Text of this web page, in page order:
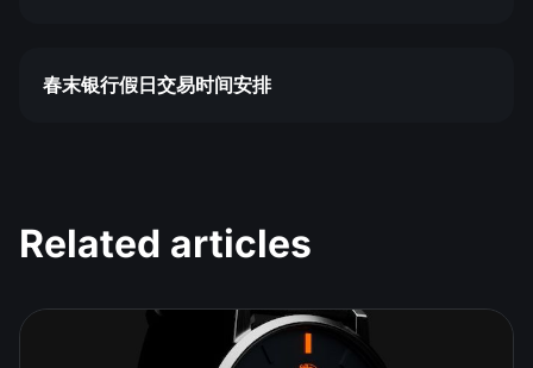
春末银行假日交易时间安排
Related articles